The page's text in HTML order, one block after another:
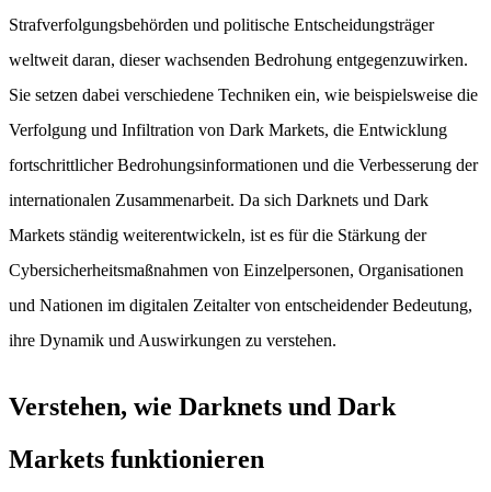
Strafverfolgungsbehörden und politische Entscheidungsträger
weltweit daran, dieser wachsenden Bedrohung entgegenzuwirken.
Sie setzen dabei verschiedene Techniken ein, wie beispielsweise die
Verfolgung und Infiltration von Dark Markets, die Entwicklung
fortschrittlicher Bedrohungsinformationen und die Verbesserung der
internationalen Zusammenarbeit. Da sich Darknets und Dark
Markets ständig weiterentwickeln, ist es für die Stärkung der
Cybersicherheitsmaßnahmen von Einzelpersonen, Organisationen
und Nationen im digitalen Zeitalter von entscheidender Bedeutung,
ihre Dynamik und Auswirkungen zu verstehen.
Verstehen, wie Darknets und Dark
Markets funktionieren